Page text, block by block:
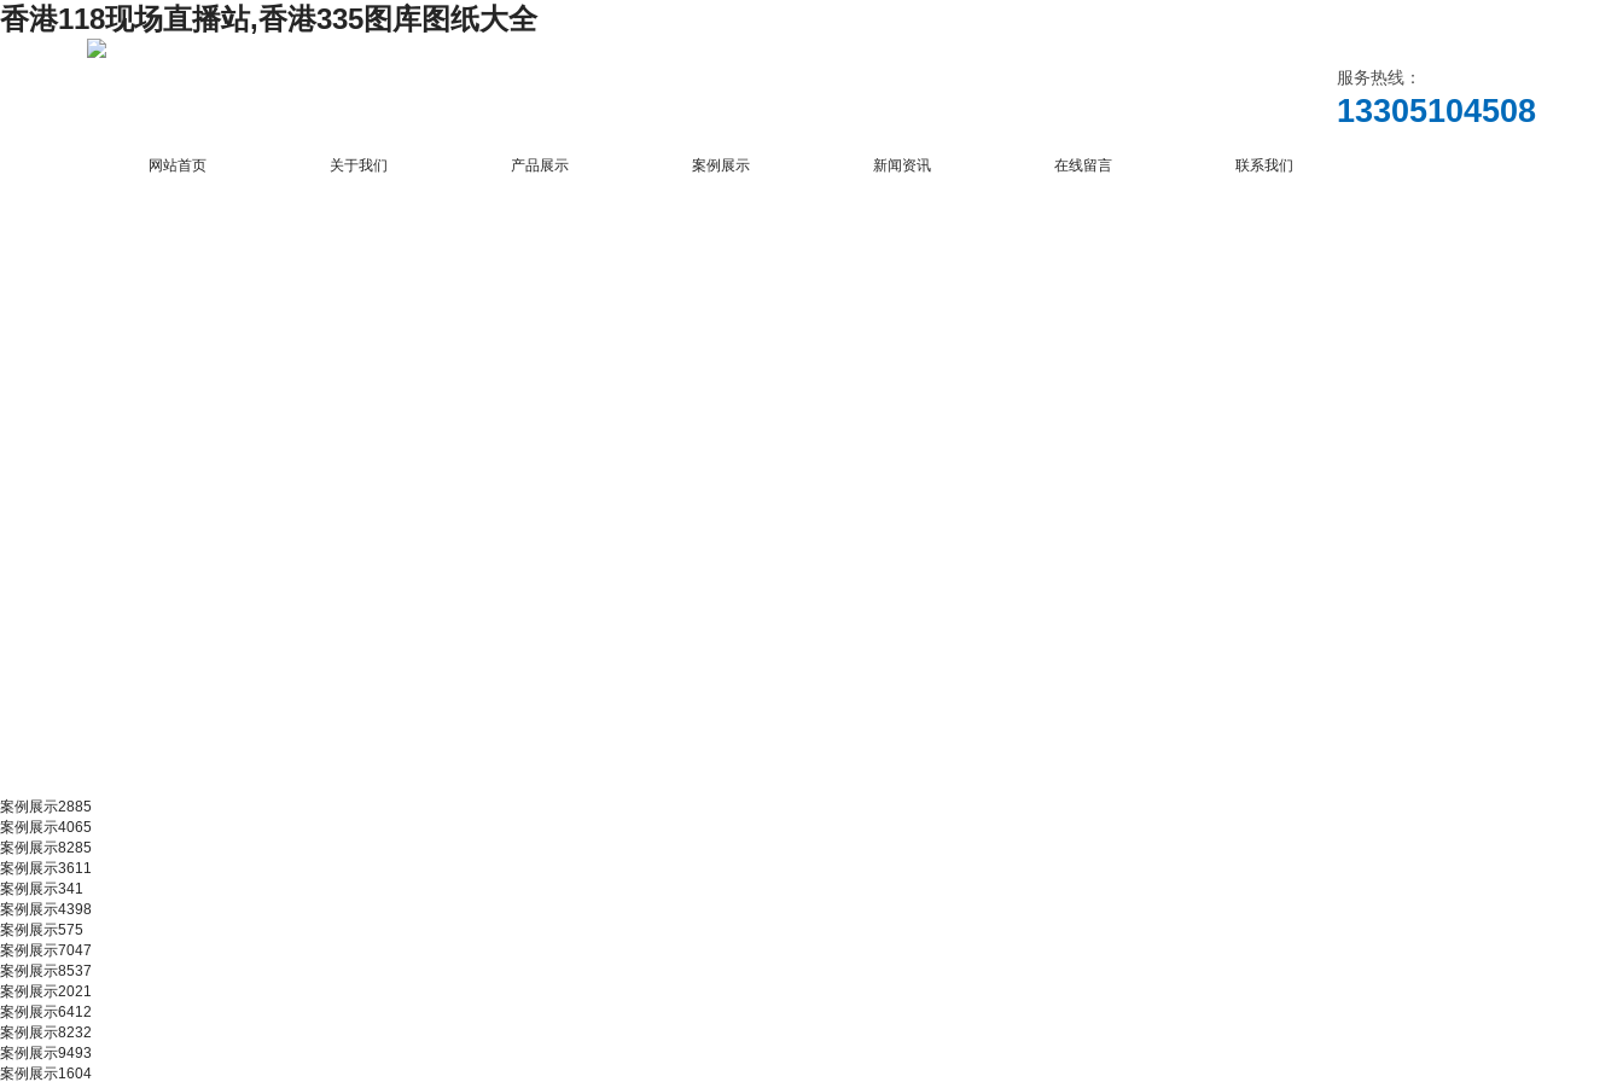
香港118现场直播站,香港335图库图纸大全
服务热线：
13305104508
网站首页 关于我们 产品展示 案例展示 新闻资讯 在线留言 联系我们
案例展示2885
案例展示4065
案例展示8285
案例展示3611
案例展示341
案例展示4398
案例展示575
案例展示7047
案例展示8537
案例展示2021
案例展示6412
案例展示8232
案例展示9493
案例展示1604